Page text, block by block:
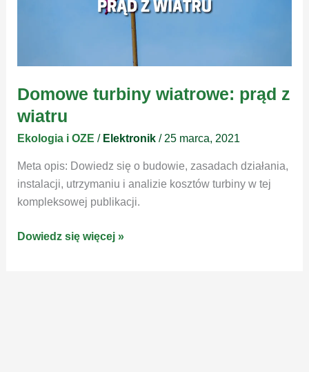
Domowe turbiny wiatrowe: prąd z
wiatru
Ekologia i OZE / Elektronik / 25 marca, 2021
Meta opis: Dowiedz się o budowie, zasadach działania,
instalacji, utrzymaniu i analizie kosztów turbiny w tej
kompleksowej publikacji.
Domowe
Dowiedz się więcej »